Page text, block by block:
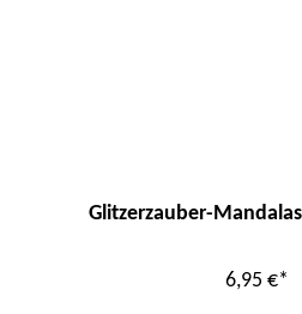
Glitzerzauber-
6,95 €*